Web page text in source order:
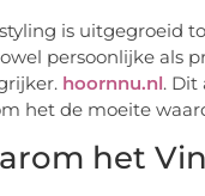
is uitgegroeid
persoonlijke als
hoornnu.nl. Dit
het de moeite
het